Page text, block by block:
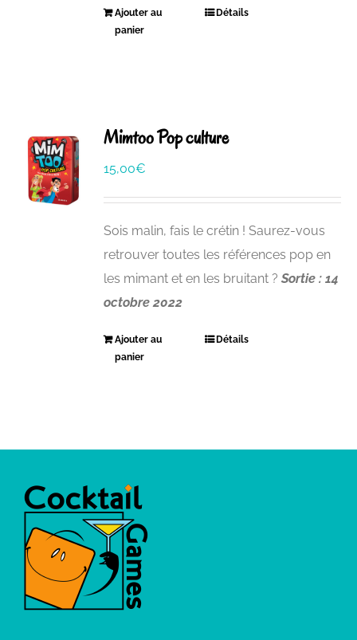
Ajouter au
panier
Détails
Mimtoo Pop culture
15,00€
Sois malin, fais le crétin ! Saurez-vous
retrouver toutes les références pop en
les mimant et en les bruitant ?Sortie : 14
octobre 2022
Ajouter au
panier
Détails